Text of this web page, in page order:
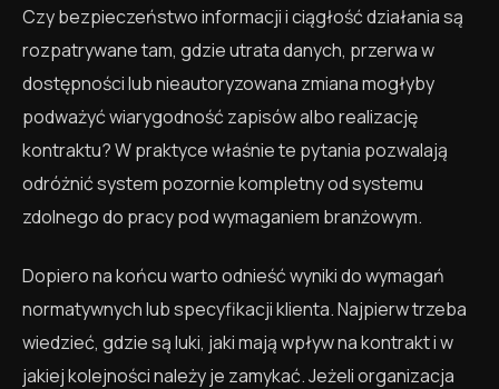
Czy bezpieczeństwo informacji i ciągłość działania są
rozpatrywane tam, gdzie utrata danych, przerwa w
dostępności lub nieautoryzowana zmiana mogłyby
podważyć wiarygodność zapisów albo realizację
kontraktu? W praktyce właśnie te pytania pozwalają
odróżnić system pozornie kompletny od systemu
zdolnego do pracy pod wymaganiem branżowym.
Dopiero na końcu warto odnieść wyniki do wymagań
normatywnych lub specyfikacji klienta. Najpierw trzeba
wiedzieć, gdzie są luki, jaki mają wpływ na kontrakt i w
jakiej kolejności należy je zamykać. Jeżeli organizacja